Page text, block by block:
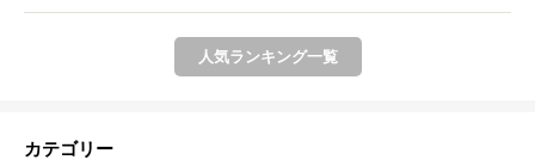
人気ランキング一覧
カテゴリー